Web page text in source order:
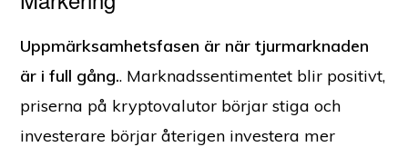
Uppmärksamhetsfasen är när tjurmarknaden
är i full gång.. Marknadssentimentet blir positivt,
priserna på kryptovalutor börjar stiga och
investerare börjar återigen investera mer